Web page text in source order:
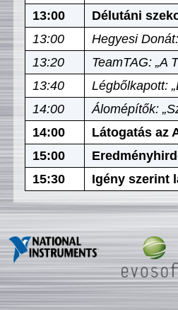
13:00
Délutáni
13:00
Hegyesi
13:20
TeamTAG: „A
13:40
Légbőlkapott:
14:00
Álomépítők:
14:00
Látogatás az
15:00
15:30
Igény szerint